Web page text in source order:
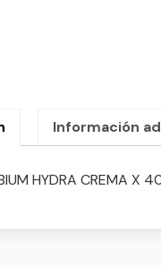
Información
HYDRA CREMA X